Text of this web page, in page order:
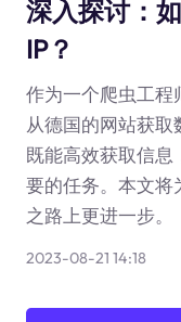
深入探讨：
IP？
作为一个爬虫工程
从德国的网站获取
既能高效获取信
要的任务。本文将
之路上更进一步。
2023-08-21 14:18